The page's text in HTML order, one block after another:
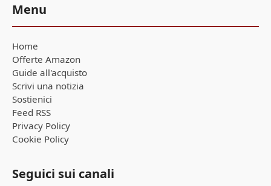
Menu
Home
Offerte Amazon
Guide all'acquisto
Scrivi una notizia
Sostienici
Feed RSS
Privacy Policy
Cookie Policy
Seguici sui canali